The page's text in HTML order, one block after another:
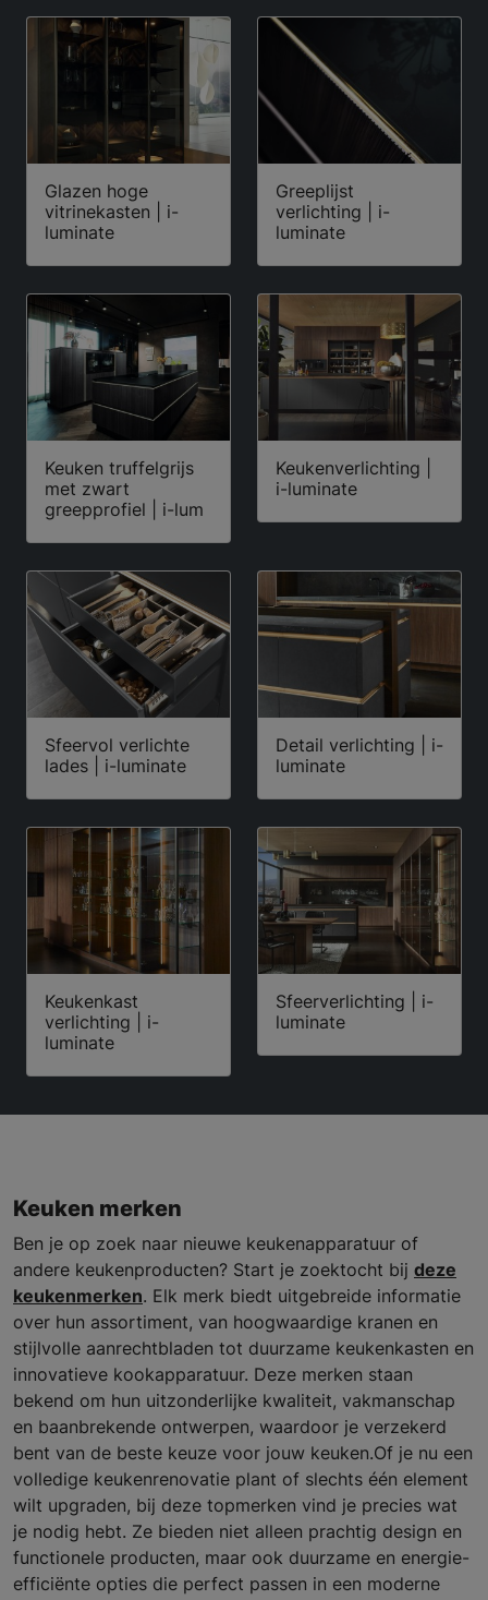
Glazen hoge
vitrinekasten | i-
luminate
Greeplijst
verlichting | i-
luminate
Keuken truffelgrijs
met zwart
greepprofiel | i-lum
Keukenverlichting |
i-luminate
Sfeervol verlichte
lades | i-luminate
Detail verlichting | i-
luminate
Keukenkast
verlichting | i-
luminate
Sfeerverlichting | i-
luminate
Keuken merken
Ben je op zoek naar nieuwe keukenapparatuur of
andere keukenproducten? Start je zoektocht bij deze
keukenmerken. Elk merk biedt uitgebreide informatie
over hun assortiment, van hoogwaardige kranen en
stijlvolle aanrechtbladen tot duurzame keukenkasten en
innovatieve kookapparatuur. Deze merken staan
bekend om hun uitzonderlijke kwaliteit, vakmanschap
en baanbrekende ontwerpen, waardoor je verzekerd
bent van de beste keuze voor jouw keuken.Of je nu een
volledige keukenrenovatie plant of slechts één element
wilt upgraden, bij deze topmerken vind je precies wat
je nodig hebt. Ze bieden niet alleen prachtig design en
functionele producten, maar ook duurzame en energie-
efficiënte opties die perfect passen in een moderne